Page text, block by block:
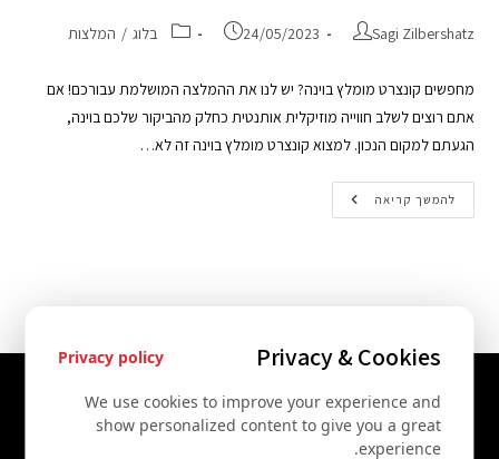
Sagi Zilbershatz
24/05/2023 בלוג / המלצות
מחפשים קונצרט מומלץ בוינה? יש לנו את ההמלצה המושלמת עבורכם! אם
אתם רוצים לשלב חווייה מוזיקלית אותנטית כחלק מהביקור שלכם בוינה,
הגעתם למקום הנכון. למצוא קונצרט מומלץ בוינה זה לא…
להמשך קריאה
יצירת קשר
+43 67761612322
Privacy & Cookies
Privacy policy
We use cookies to improve your experience and
show personalized content to give you a great
experience.